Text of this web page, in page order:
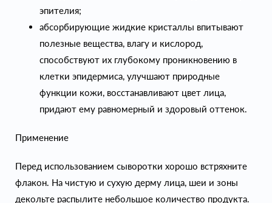
эпителия;
абсорбирующие жидкие кристаллы впитывают
полезные вещества, влагу и кислород,
способствуют их глубокому проникновению в
клетки эпидермиса, улучшают природные
функции кожи, восстанавливают цвет лица,
придают ему равномерный и здоровый оттенок.
Применение
Перед использованием сыворотки хорошо встряхните
флакон. На чистую и сухую дерму лица, шеи и зоны
декольте распылите небольшое количество продукта.